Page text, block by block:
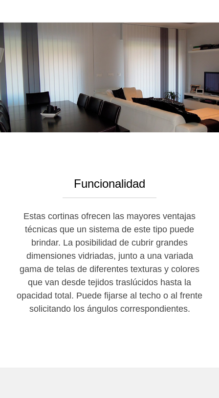
Funcionalidad
Estas cortinas ofrecen las mayores ventajas
técnicas que un sistema de este tipo puede
brindar. La posibilidad de cubrir grandes
dimensiones vidriadas, junto a una variada
gama de telas de diferentes texturas y colores
que van desde tejidos traslúcidos hasta la
opacidad total. Puede fijarse al techo o al frente
solicitando los ángulos correspondientes.